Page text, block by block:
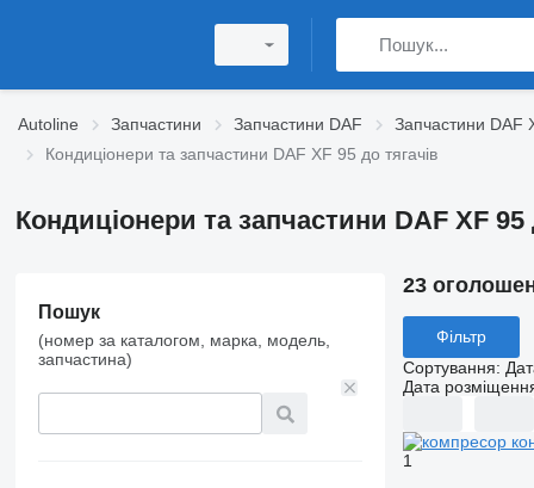
Autoline Запчастини Запчастини DAF Запчастини DAF
Кондиціонери та запчастини DAF XF 95 до тягачів
Кондиціонери та запчастини DAF XF 95
Пошук
(номер за каталогом, марка, модель,
запчастина)
23
Фільтр
Сортування:
Дата
1